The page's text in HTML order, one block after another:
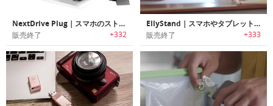
NextDrive Plug｜スマホのストレージをワイヤレスに拡張するデバイス「ネクストドライブ・プラグ」
販売終了 +332
EllyStand｜スマホやタブレットをスキャナー/マイクロスコープに変身させるデバイススタンド「エリースタンド」
販売終了 +333